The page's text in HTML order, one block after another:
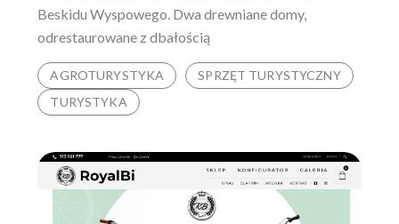
Beskidu Wyspowego. Dwa drewniane domy,
odrestaurowane z dbałością
AGROTURYSTYKA
SPRZĘT TURYSTYCZNY
TURYSTYKA